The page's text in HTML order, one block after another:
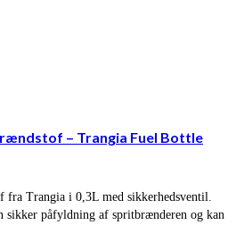
– Trangia Fuel Bottle
fra Trangia i 0,3L med sikkerhedsventil.
sikker påfyldning af spritbrænderen og kan